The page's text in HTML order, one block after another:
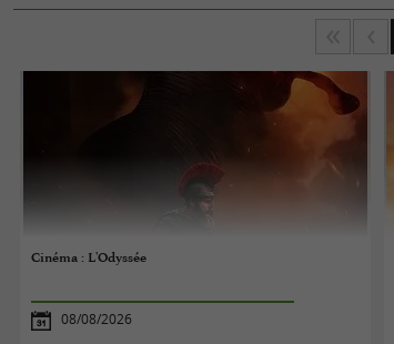
Cinéma : L'Odyssée
08/08/2026